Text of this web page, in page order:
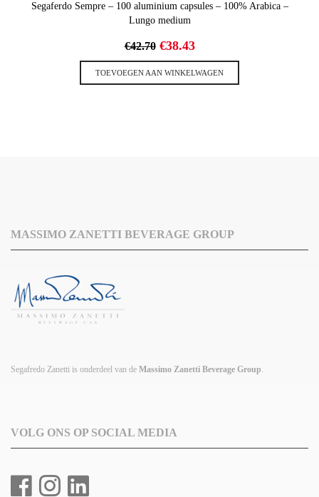
Segaferdo Sempre – 100 aluminium capsules – 100% Arabica –
Lungo medium
€42.70 Oorspronkelijke
prijs
was:
€42.70.
€38.43Huidige
prijs
is:
€38.43.
TOEVOEGEN AAN WINKELWAGEN
MASSIMO ZANETTI BEVERAGE GROUP
Segafredo Zanetti is onderdeel van de Massimo Zanetti Beverage Group.
VOLG ONS OP SOCIAL MEDIA